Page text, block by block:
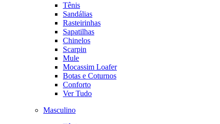
Tênis
Sandálias
Rasteirinhas
Sapatilhas
Chinelos
Scarpin
Mule
Mocassim Loafer
Botas e Coturnos
Conforto
Ver Tudo
Masculino